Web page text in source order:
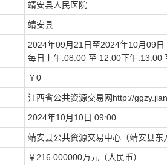
靖安县人民医院
靖安县
2024年09月21日至2024年10月09日
每日上午:08:00 至 12:00下午:13:00
￥0
江西省公共资源交易网http://
2024年10月10日 09:00
靖安县公共资源交易中心（靖安县
￥216.000000万元（人民币）